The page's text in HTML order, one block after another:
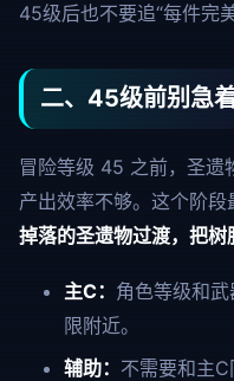
45级后也不要追“每件完美
二、45级前别急
冒险等级 45 之前，圣遗
产出效率不够。这个阶段
掉落的圣遗物过渡，把树
主C： 角色等级和
限附近。
辅助： 不需要和主